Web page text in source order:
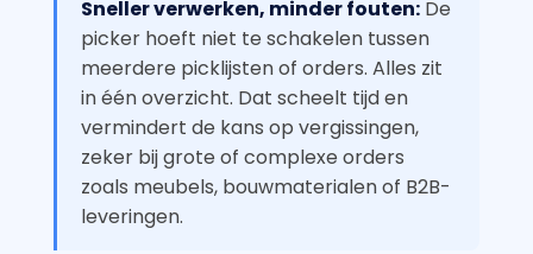
Sneller verwerken, minder fouten:De
picker hoeft niet te schakelen tussen
meerdere picklijsten of orders. Alles zit
in één overzicht. Dat scheelt tijd en
vermindert de kans op vergissingen,
zeker bij grote of complexe orders
zoals meubels, bouwmaterialen of B2B-
leveringen.